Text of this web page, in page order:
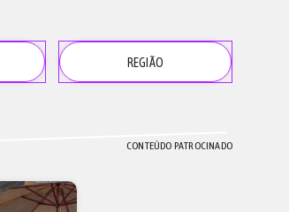
REGIÃO
CONTEÚDO PATROCINADO